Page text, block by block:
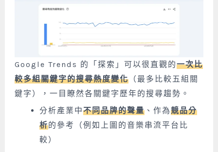
Google Trends 的「探索」可以很直觀的一次比
較多組關鍵字的搜尋熱度變化 （最多比較五組關
鍵字），一目瞭然各關鍵字歷年的搜尋趨勢。
分析產業中不同品牌的聲量 、作為競品分
析的參考（例如上圖的音樂串流平台比
較）